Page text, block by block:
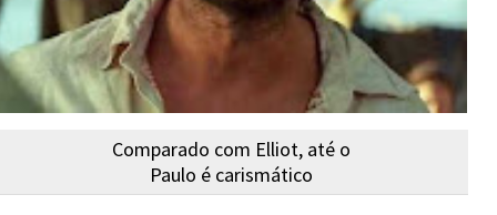
Comparado com Elliot, até o
Paulo é carismático